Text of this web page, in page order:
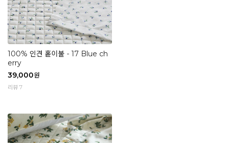
100% 인견 홑이불 - 17 Blue ch
erry
39,000원
리뷰 7